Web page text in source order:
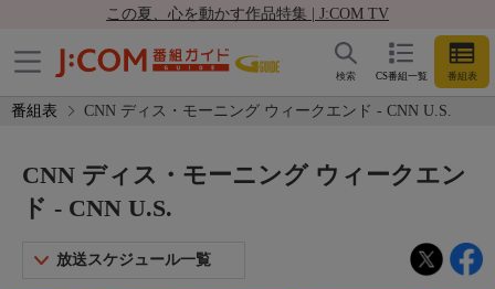
この夏、心を動かす作品特集 | J:COM TV
CS番組一覧 番組表
検索
番組表 CNN ディス・モーニング ウィークエンド - CNN U.S.
CNN ディス・モーニング ウィークエン
ド - CNN U.S.
放送スケジュール一覧